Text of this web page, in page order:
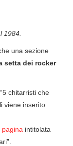
1984.
una sezione
setta dei rocker
chitarristi che
viene inserito
pagina intitolata